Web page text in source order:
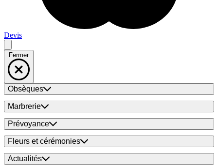
Devis
Fermer
Obsèques
Marbrerie
Prévoyance
Fleurs et cérémonies
Actualités